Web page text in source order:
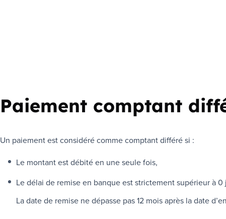
Paiement comptant
Un paiement est considéré comme comptant différé si :
Le montant est débité en une seule fois,
Le délai de remise en banque est strictement supérieur à 0
La date de remise ne dépasse pas 12 mois après la date